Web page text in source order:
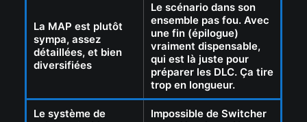
La MAP est plutôt
sympa, assez
détaillées, et bien
diversifiées
Le scénario dans son
ensemble pas fou. Avec
une fin (épilogue)
vraiment dispensable,
qui est là juste pour
préparer les DLC. Ça tire
trop en longueur.
Le système de
Impossible de Switcher